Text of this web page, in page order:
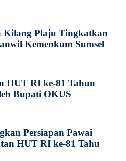
Kilang Plaju Tingkatkan
Kemenkum Sumsel
HUT RI ke-81 Tahun
Bupati OKUS
Persiapan Pawai
HUT RI ke-81 Tahu